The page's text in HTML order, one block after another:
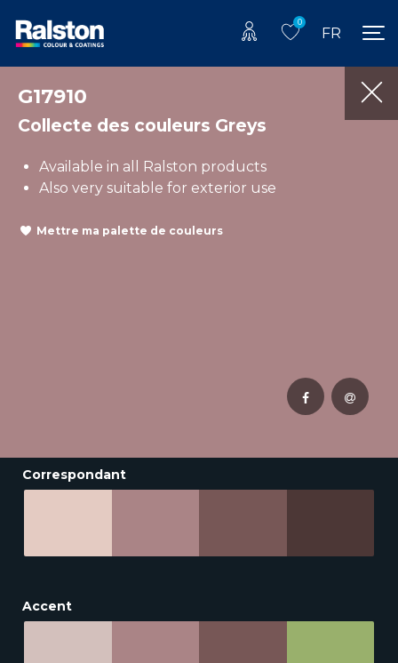
0
FR
G17910
Collecte des couleurs Greys
Available in all Ralston products
Also very suitable for exterior use
Mettre ma palette de couleurs
Correspondant
Accent